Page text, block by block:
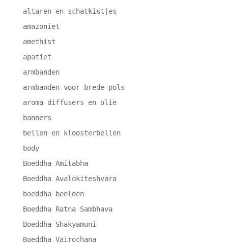
altaren en schatkistjes
amazoniet
amethist
apatiet
armbanden
armbanden voor brede pols
aroma diffusers en olie
banners
bellen en kloosterbellen
body
Boeddha Amitabha
Boeddha Avalokiteshvara
boeddha beelden
Boeddha Ratna Sambhava
Boeddha Shakyamuni
Boeddha Vairochana